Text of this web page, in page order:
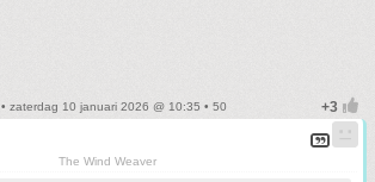
• zaterdag 10 januari 2026 @ 10:35 • 50
The Wind Weaver